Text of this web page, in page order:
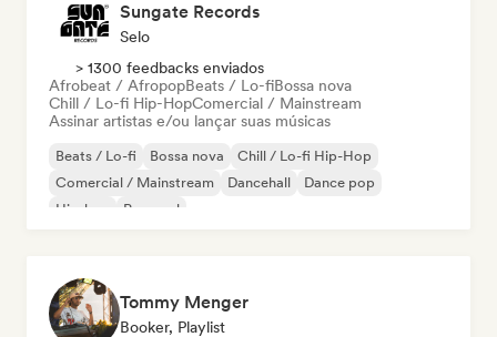
Sungate Records
Selo
> 1300 feedbacks enviados
Afrobeat / AfropopBeats / Lo-fiBossa nova
Chill / Lo-fi Hip-HopComercial / Mainstream
Assinar artistas e/ou lançar suas músicas
Beats / Lo-fi Bossa nova
Chill / Lo-fi Hip-Hop
Comercial / Mainstream
Dancehall
Dance pop
Hip-hop
Pop soul
Tommy Menger
Booker, Playlist